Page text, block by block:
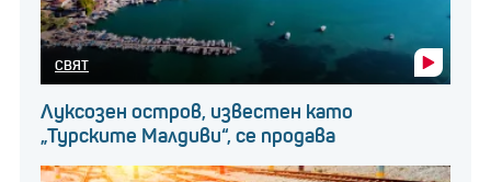
СВЯТ
Луксозен остров, известен като
„Турските Малдиви“, се продава